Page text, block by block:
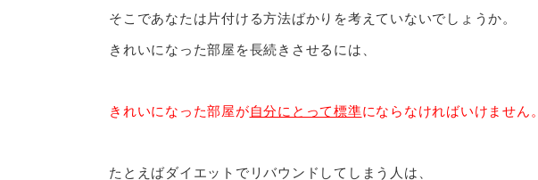
そこであなたは片付ける方法ばかりを考えていないでしょうか。
きれいになった部屋を長続きさせるには、
きれいになった部屋が自分にとって標準にならなければいけません。
たとえばダイエットでリバウンドしてしまう人は、